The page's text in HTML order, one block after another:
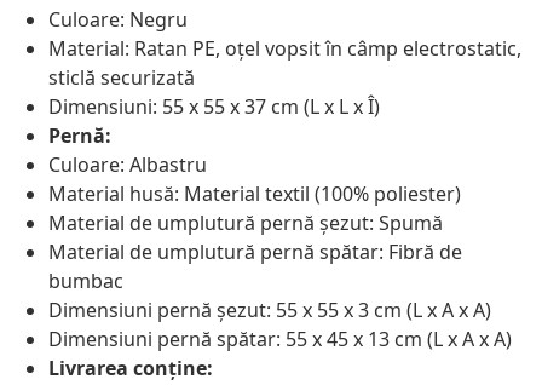
Culoare: Negru
Material: Ratan PE, oțel vopsit în câmp electrostatic,
sticlă securizată
Dimensiuni: 55 x 55 x 37 cm (L x L x Î)
Pernă:
Culoare: Albastru
Material husă: Material textil (100% poliester)
Material de umplutură pernă șezut: Spumă
Material de umplutură pernă spătar: Fibră de
bumbac
Dimensiuni pernă șezut: 55 x 55 x 3 cm (L x A x A)
Dimensiuni pernă spătar: 55 x 45 x 13 cm (L x A x A)
Livrarea conține: